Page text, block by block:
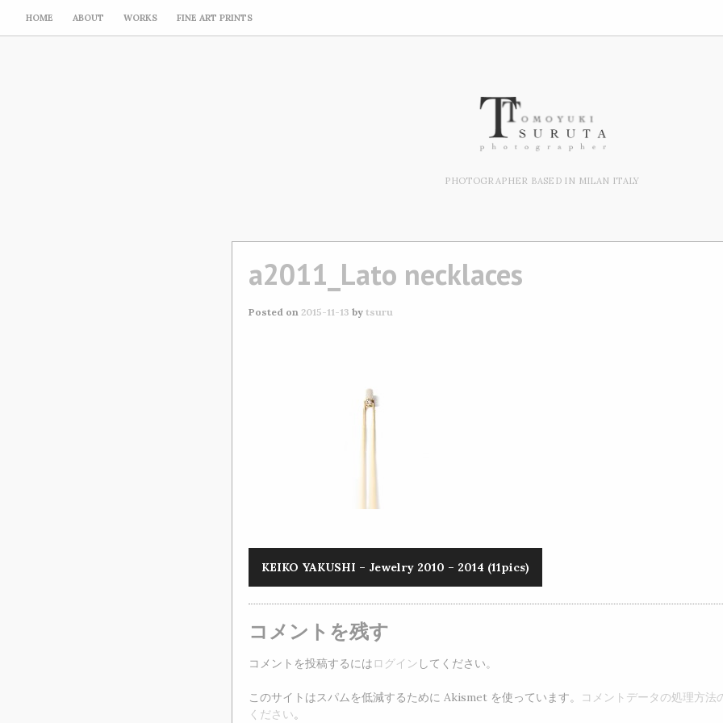
HOME ABOUT WORKS FINE ART PRINTS
PHOTOGRAPHER BASED IN MILAN ITALY
a2011_Lato necklaces
Posted on 2015-11-13 by tsuru
KEIKO YAKUSHI – Jewelry 2010 – 2014 (11pics)
コメントを残す
コメントを投稿するには ログイン してください。
このサイトはスパムを低減するために Akismet を使っています。
コメントデータの処理方法
ください。